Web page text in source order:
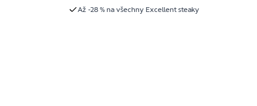
Až -28 % na všechny Excellent steaky